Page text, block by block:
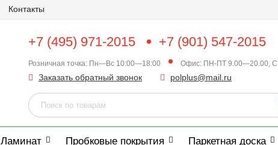
Контакты
+7 (495) 971-2015 +7 (901) 547-2015
Розничная точка: Пн—Вс 10:00—18:00 Офис: ПН-ПТ 9.00—20.00,
Заказать обратный звонок polplus@mail.ru
Ламинат Пробковые покрытия Паркетная доска